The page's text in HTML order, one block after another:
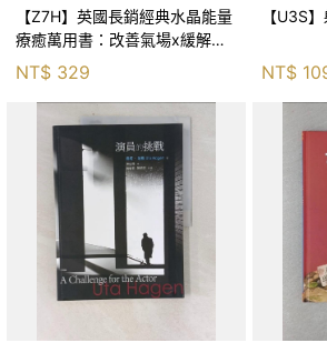
【Z7H】英國長銷經典水晶能量
療癒萬用書：改善氣場x緩解疼
痛x穩定身心x增加財富x促進人
緣，250種水晶礦石給你最完整
的生活對策_菲利
NT$ 329
【U3S
NT$